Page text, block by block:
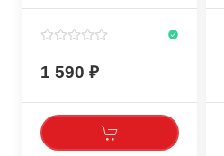
силикон
1 590